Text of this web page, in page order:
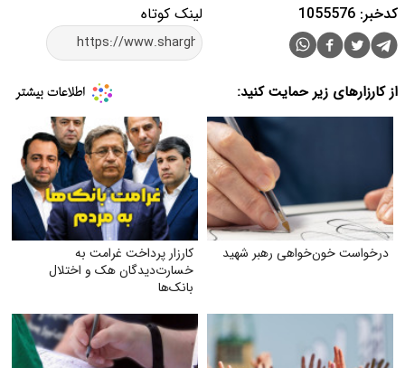
لینک کوتاه کدخبر: 1055576
از کارزارهای زیر حمایت کنید:
درخواست خون‌خواهی رهبر شهید
کارزار پرداخت غرامت به
خسارت‌دیدگان هک و اختلال
بانک‌ها